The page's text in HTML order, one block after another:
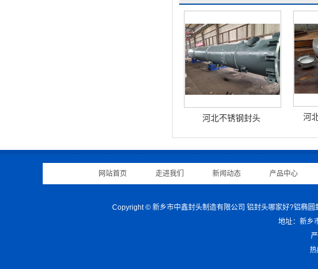
河北不锈钢封头 河
网站首页 走进我们 新闻动态 产品中心
Copyright © 新乡市中鑫封头制造有限公司 铝封头哪家好?铝椭
地址：新乡
热